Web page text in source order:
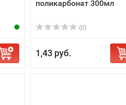
поликарбонат 300мл
(0)
1,43 руб.